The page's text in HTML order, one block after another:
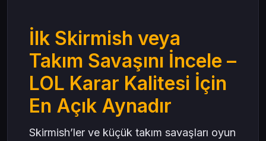
İlk Skirmish veya
Takım Savaşını İncele –
LOL Karar Kalitesi İçin
En Açık Aynadır
Skirmish’ler ve küçük takım savaşları oyun